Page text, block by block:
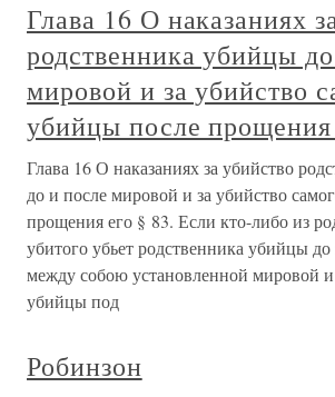
Глава 16 О наказаниях
родственника убийцы
мировой и за убийство
убийцы после прощения
Глава 16 О наказаниях за убийство
до и после мировой и за убийство
прощения его § 83. Если кто-либо из
убитого убьет родственника убийцы
между собою установленной мировой и
убийцы под
Робинзон